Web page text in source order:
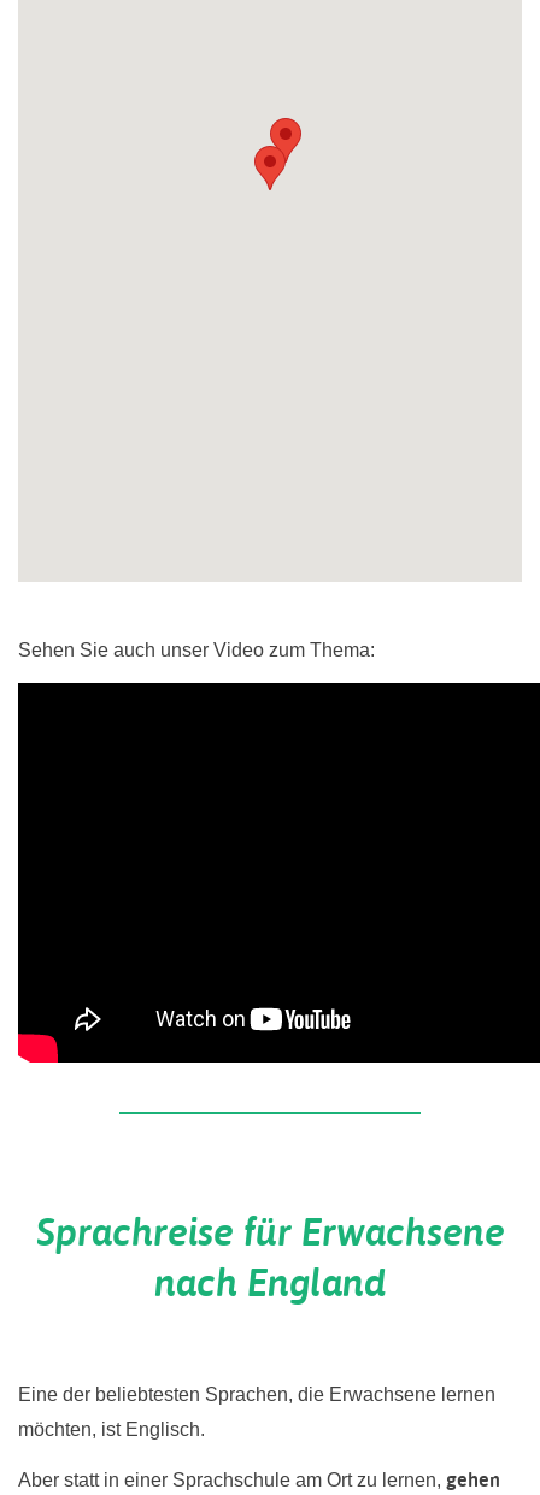
Sehen Sie auch unser Video zum Thema:
Sprachreise für Erwachsene
nach England
Eine der beliebtesten Sprachen, die Erwachsene lernen
möchten, ist Englisch.
Aber statt in einer Sprachschule am Ort zu lernen, gehen